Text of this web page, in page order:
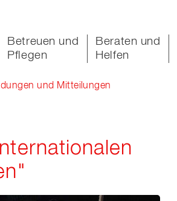
Betreuen und
Pflegen
Beraten und
Helfen
und Mitteilungen